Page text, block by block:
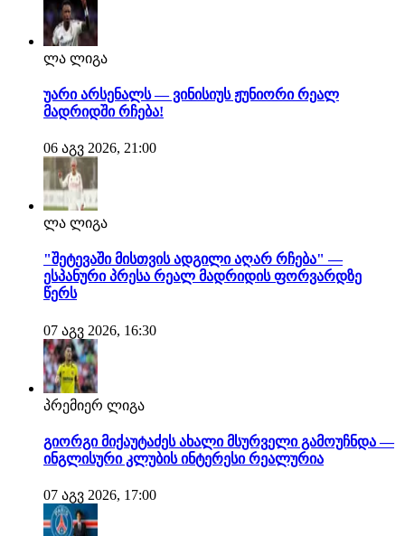
ლა ლიგა
უარი არსენალს — ვინისიუს ჟუნიორი რეალ
მადრიდში რჩება!
06 აგვ 2026, 21:00
ლა ლიგა
"შეტევაში მისთვის ადგილი აღარ რჩება" —
ესპანური პრესა რეალ მადრიდის ფორვარდზე
წერს
07 აგვ 2026, 16:30
პრემიერ ლიგა
გიორგი მიქაუტაძეს ახალი მსურველი გამოუჩნდა —
ინგლისური კლუბის ინტერესი რეალურია
07 აგვ 2026, 17:00